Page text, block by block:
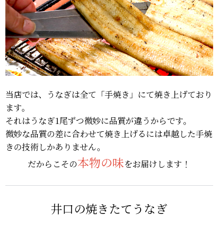
当店では、うなぎは全て「手焼き」にて焼き上げており
ます。
それはうなぎ1尾ずつ微妙に品質が違うからです。
微妙な品質の差に合わせて焼き上げるには卓越した手焼
きの技術しかありません。
だからこその本物の味をお届けします！
井口の焼きたてうなぎ